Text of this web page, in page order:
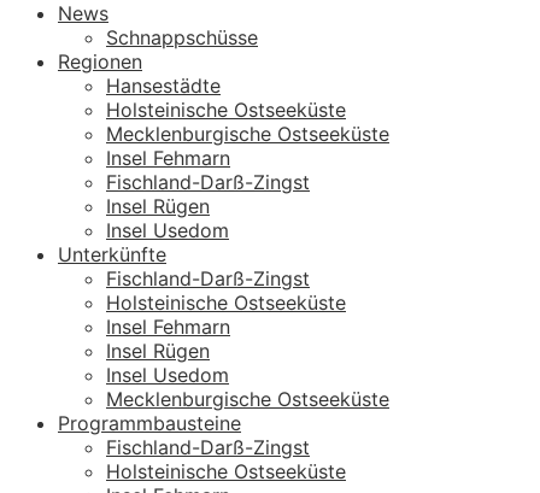
News
Schnappschüsse
Regionen
Hansestädte
Holsteinische Ostseeküste
Mecklenburgische Ostseeküste
Insel Fehmarn
Fischland-Darß-Zingst
Insel Rügen
Insel Usedom
Unterkünfte
Fischland-Darß-Zingst
Holsteinische Ostseeküste
Insel Fehmarn
Insel Rügen
Insel Usedom
Mecklenburgische Ostseeküste
Programmbausteine
Fischland-Darß-Zingst
Holsteinische Ostseeküste